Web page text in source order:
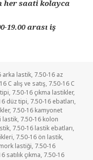
her saati kolayca
19.00 arası iş
arka lastik, 7.50-16 az
C alış ve satış, 7.50-16 C
, 7.50-16 çıkma lastikler,
düz tipi, 7.50-16 ebatları,
, 7.50-16 kamyonet
lastik, 7.50-16 kolon
, 7.50-16 lastik ebatları,
, 7.50-16 ön lastik,
lastiği, 7.50-16
satılık çıkma, 7.50-16